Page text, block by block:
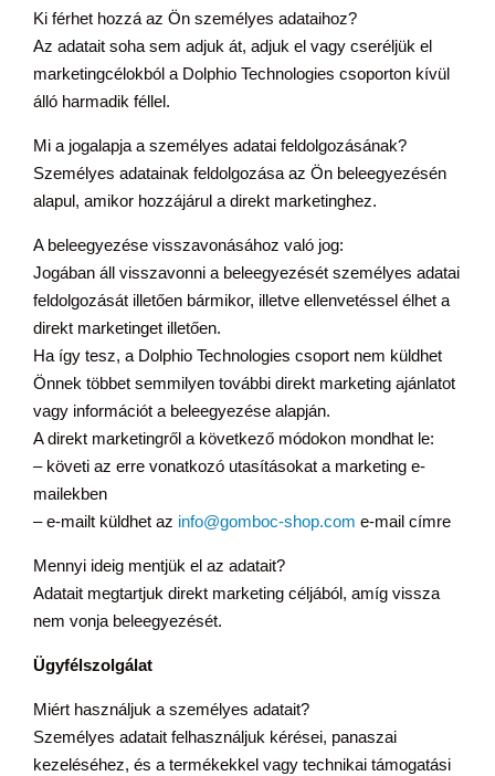
Ki férhet hozzá az Ön személyes adataihoz?
Az adatait soha sem adjuk át, adjuk el vagy cseréljük el
marketingcélokból a Dolphio Technologies csoporton kívül
álló harmadik féllel.
Mi a jogalapja a személyes adatai feldolgozásának?
Személyes adatainak feldolgozása az Ön beleegyezésén
alapul, amikor hozzájárul a direkt marketinghez.
A beleegyezése visszavonásához való jog:
Jogában áll visszavonni a beleegyezését személyes adatai
feldolgozását illetően bármikor, illetve ellenvetéssel élhet a
direkt marketinget illetően.
Ha így tesz, a Dolphio Technologies csoport nem küldhet
Önnek többet semmilyen további direkt marketing ajánlatot
vagy információt a beleegyezése alapján.
A direkt marketingről a következő módokon mondhat le:
– követi az erre vonatkozó utasításokat a marketing e-
mailekben
– e-mailt küldhet az info@gomboc-shop.com e-mail címre
Mennyi ideig mentjük el az adatait?
Adatait megtartjuk direkt marketing céljából, amíg vissza
nem vonja beleegyezését.
Ügyfélszolgálat
Miért használjuk a személyes adatait?
Személyes adatait felhasználjuk kérései, panaszai
kezeléséhez, és a termékekkel vagy technikai támogatási